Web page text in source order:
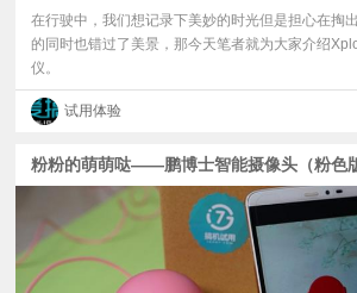
在行驶中，我们想记录下美妙的时光但是担心在掏
的同时也错过了美景，那今天笔者就为大家介绍
仪。
试用体验
粉粉的萌萌哒——鹏博士智能摄像头（粉色